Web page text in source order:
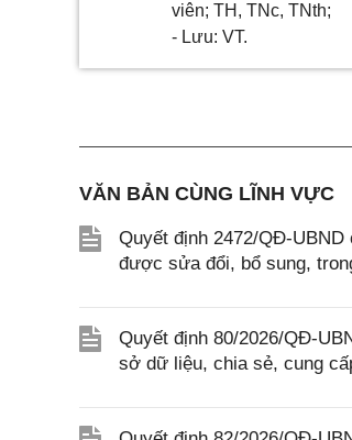
viên; TH, TNc, TNth;
- Lưu: VT.
VĂN BẢN CÙNG LĨNH VỰC
Quyết định 2472/QĐ-
được sửa đổi, bổ sung,
Quyết định 80/2026/QĐ-
sở dữ liệu, chia sẻ, cung